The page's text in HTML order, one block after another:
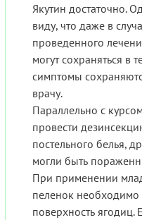
Якутин достаточно.
виду, что даже в
проведенного
могут сохраняться в
симптомы
врачу.
Параллельно с
провести
постельного белья,
могли быть
При применении
пеленок необходимо
поверхность ягодиц.